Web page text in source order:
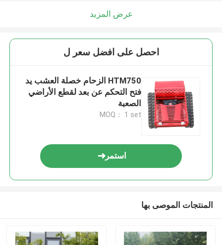
عرض المزيد
احصل على افضل سعر ل
HTM750 الزحام خصلة العشب يد
فتح التحكم عن بعد لقطع الأراضي
الصعبة
MOQ： 1 set
استمر
المنتجات الموصى بها